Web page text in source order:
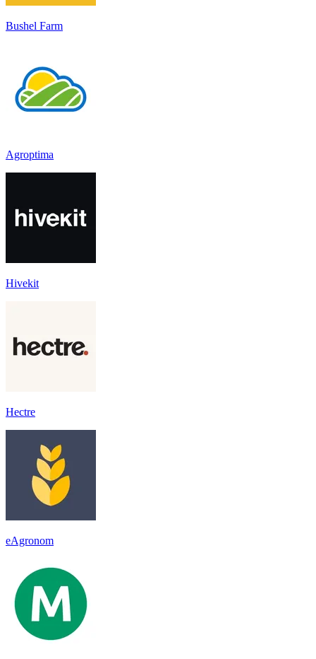
Bushel Farm
Agroptima
Hivekit
Hectre
eAgronom